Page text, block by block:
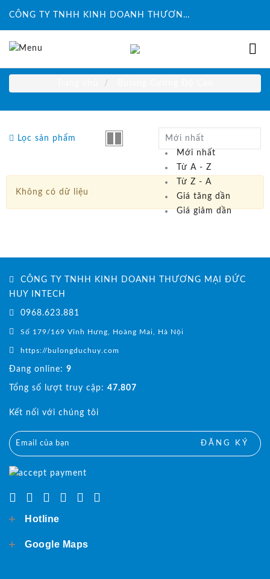
CÔNG TY TNHH KINH DOANH THƯƠNG MẠI ĐỨC HUY INTECH
Lọc sản phẩm
Mới nhất
Mới nhất
Từ A - Z
Từ Z - A
Giá tăng dần
Giá giảm dần
Không có dữ liệu
CÔNG TY TNHH KINH DOANH THƯƠNG MẠI ĐỨC
HUY INTECH
0968.623.881
Số 179/169 Vĩnh Hưng, Hoàng Mai, Hà Nội
https://bulongduchuy.com
Đang online: 9
Tổng số lượt truy cập: 47.807
Kết nối với chúng tôi
ĐĂNG KÝ
Hotline
Google Maps